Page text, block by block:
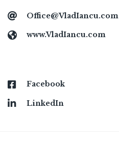
Office@VladIancu.com
www.VladIancu.com
Facebook
LinkedIn